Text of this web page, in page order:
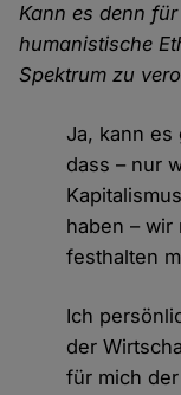
Kann es denn
humanistische
Spektrum zu
Ja, kann es
dass – nur
haben – wir
festhalten
Ich
der
für mich